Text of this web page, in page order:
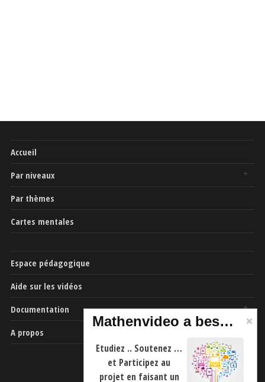
Accueil
Par niveaux
Par thèmes
Cartes mentales
Espace pédagogique
Aide sur les vidéos
Documentation
A propos
Mathenvideo a besoin de vous
Etudiez .. Soutenez …
et Participez au
projet en faisant un